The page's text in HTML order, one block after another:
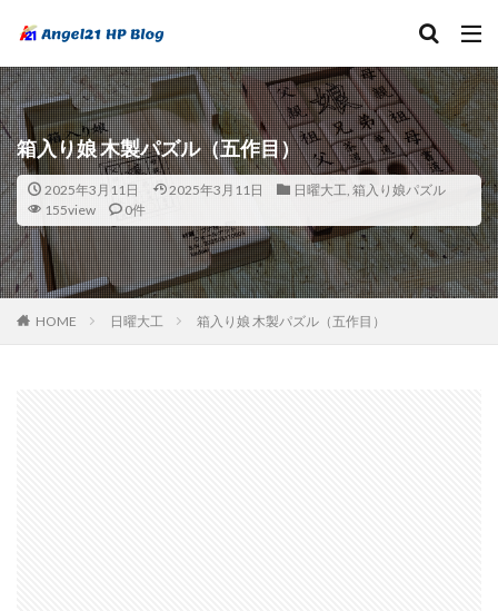
箱入り娘 木製パズル（五作目）
2025年3月11日 2025年3月11日 日曜大工, 箱入り娘パズル
155view
0件
HOME 日曜大工 箱入り娘 木製パズル（五作目）